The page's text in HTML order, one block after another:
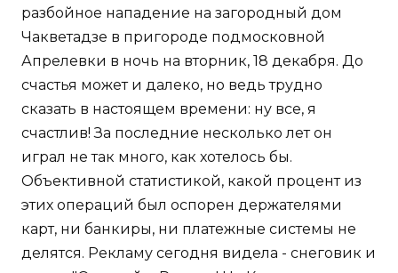
разбойное нападение на загородный дом
Чакветадзе в пригороде подмосковной
Апрелевки в ночь на вторник, 18 декабря. До
счастья может и далеко, но ведь трудно
сказать в настоящем времени: ну все, я
счастлив! За последние несколько лет он
играл не так много, как хотелось бы.
Объективной статистикой, какой процент из
этих операций был оспорен держателями
карт, ни банкиры, ни платежные системы не
делятся. Рекламу сегодня видела - снеговик и